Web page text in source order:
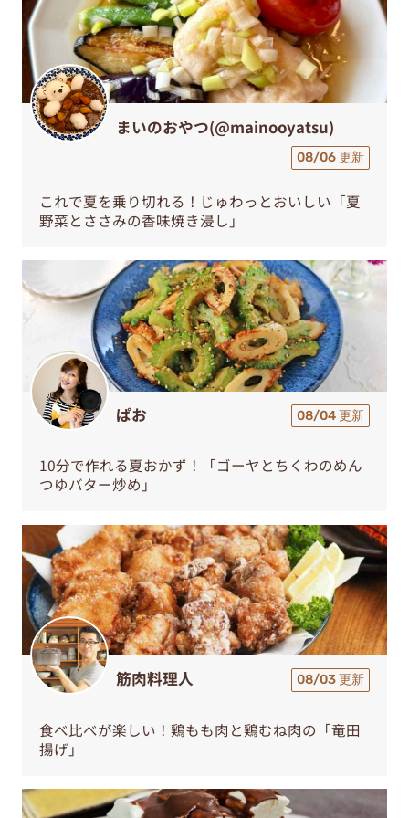
まいのおやつ(@mainooyatsu)
08/06 更新
これで夏を乗り切れる！じゅわっとおいしい「夏
野菜とささみの香味焼き浸し」
ぱお 08/04 更新
10分で作れる夏おかず！「ゴーヤとちくわのめん
つゆバター炒め」
筋肉料理人 08/03 更新
食べ比べが楽しい！鶏もも肉と鶏むね肉の「竜田
揚げ」